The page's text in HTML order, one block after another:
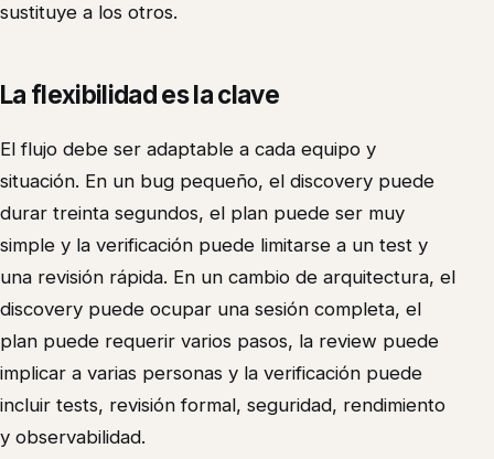
sustituye a los otros.
La flexibilidad es la clave
El flujo debe ser adaptable a cada equipo y
situación. En un bug pequeño, el discovery puede
durar treinta segundos, el plan puede ser muy
simple y la verificación puede limitarse a un test y
una revisión rápida. En un cambio de arquitectura, el
discovery puede ocupar una sesión completa, el
plan puede requerir varios pasos, la review puede
implicar a varias personas y la verificación puede
incluir tests, revisión formal, seguridad, rendimiento
y observabilidad.